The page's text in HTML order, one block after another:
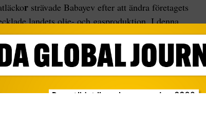
r strävade Babayev efter att ändra företagets
landets olje- och gasproduktion. I denna
konferens om återställning av förorenad
för att ett fall av oljepriset kan ha en negativ inverkan
att rena Azerbajdzjans mark.
har begränsad erfarenhet av klimatdiplomati.
varit minimalt, och hans tidigare arbete har fokuserat
och i utrikesministeriet.